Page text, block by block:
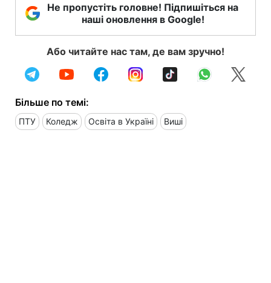
Не пропустіть головне! Підпишіться на
наші оновлення в Google!
Або читайте нас там, де вам зручно!
Більше по темі:
ПТУ Коледж Освіта в Україні Виші